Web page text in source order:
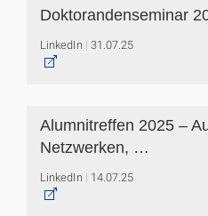
Doktorandenseminar
LinkedIn 31.07.25
Alumnitreffen 2025 –
Netzwerken, …
LinkedIn 14.07.25